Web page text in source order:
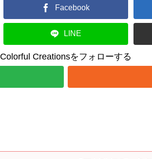
Facebook
LINE
Colorful Creationsをフォローする